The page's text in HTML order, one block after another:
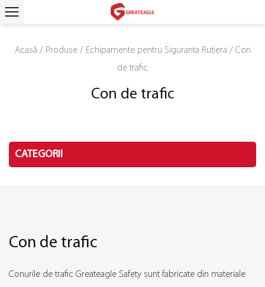
Acasă / Produse/ Echipamente pentru Siguranta Rutiera / Con
de trafic
Con de trafic
CATEGORII
Con de trafic
Conurile de trafic Greateagle Safety sunt fabricate din materiale